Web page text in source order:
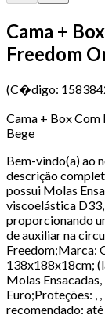
Cama +
Freedom
(C�digo:
Cama + Box
Bege
Bem-vindo(a) ao
descrição
possui Molas
viscoelástica
proporcionando
de auxiliar na
Freedom;Marca:
138x188x18cm;
Molas
Euro;Proteções: ,
recomendado: